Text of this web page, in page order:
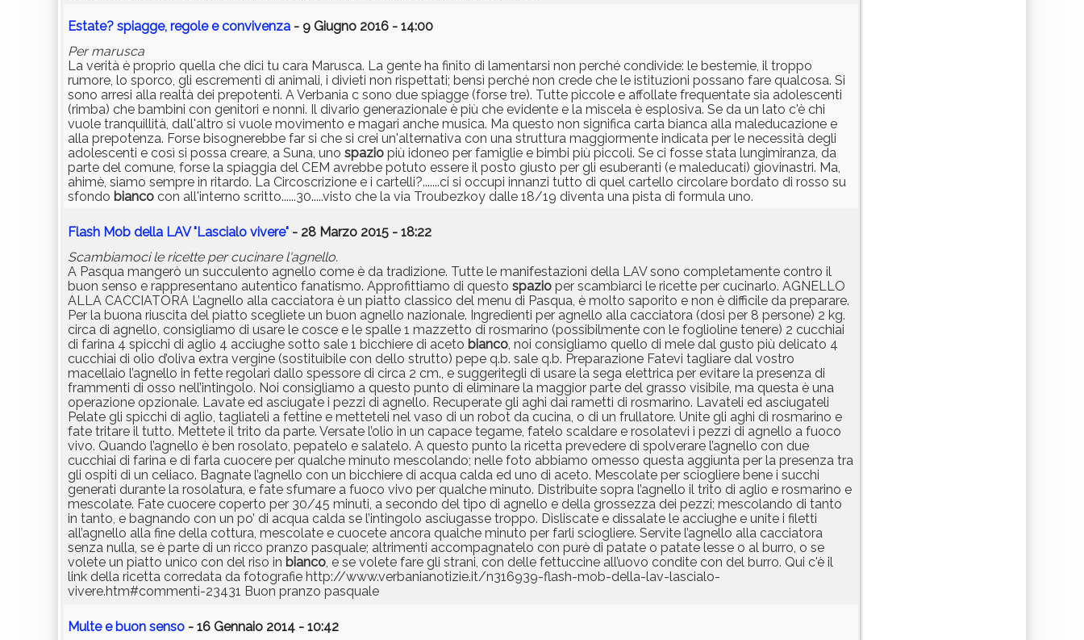
Estate? spiagge, regole e convivenza - 9 Giugno 2016 - 14:00
Per marusca
La verità è proprio quella che dici tu cara Marusca. La gente ha finito di lamentarsi non perché condivide: le bestemie, il troppo
rumore, lo sporco, gli escrementi di animali, i divieti non rispettati; bensì perché non crede che le istituzioni possano fare qualcosa. Si
sono arresi alla realtà dei prepotenti. A Verbania c sono due spiagge (forse tre). Tutte piccole e affollate frequentate sia adolescenti
(rimba) che bambini con genitori e nonni. Il divario generazionale è più che evidente e la miscela è esplosiva. Se da un lato c'è chi
vuole tranquillità, dall'altro si vuole movimento e magari anche musica. Ma questo non significa carta bianca alla maleducazione e
alla prepotenza. Forse bisognerebbe far si che si crei un'alternativa con una struttura maggiormente indicata per le necessità degli
adolescenti e così si possa creare, a Suna, uno spazio più idoneo per famiglie e bimbi più piccoli. Se ci fosse stata lungimiranza, da
parte del comune, forse la spiaggia del CEM avrebbe potuto essere il posto giusto per gli esuberanti (e maleducati) giovinastri. Ma,
ahimè, siamo sempre in ritardo. La Circoscrizione e i cartelli?.......ci si occupi innanzi tutto di quel cartello circolare bordato di rosso su
sfondo bianco con all'interno scritto......30.....visto che la via Troubezkoy dalle 18/19 diventa una pista di formula uno.
Flash Mob della LAV "Lascialo vivere" - 28 Marzo 2015 - 18:22
Scambiamoci le ricette per cucinare l'agnello.
A Pasqua mangerò un succulento agnello come è da tradizione. Tutte le manifestazioni della LAV sono completamente contro il
buon senso e rappresentano autentico fanatismo. Approfittiamo di questo spazio per scambiarci le ricette per cucinarlo. AGNELLO
ALLA CACCIATORA L’agnello alla cacciatora è un piatto classico del menu di Pasqua, è molto saporito e non è difficile da preparare.
Per la buona riuscita del piatto scegliete un buon agnello nazionale. Ingredienti per agnello alla cacciatora (dosi per 8 persone) 2 kg.
circa di agnello, consigliamo di usare le cosce e le spalle 1 mazzetto di rosmarino (possibilmente con le foglioline tenere) 2 cucchiai
di farina 4 spicchi di aglio 4 acciughe sotto sale 1 bicchiere di aceto bianco, noi consigliamo quello di mele dal gusto più delicato 4
cucchiai di olio d’oliva extra vergine (sostituibile con dello strutto) pepe q.b. sale q.b. Preparazione Fatevi tagliare dal vostro
macellaio l’agnello in fette regolari dallo spessore di circa 2 cm., e suggeritegli di usare la sega elettrica per evitare la presenza di
frammenti di osso nell’intingolo. Noi consigliamo a questo punto di eliminare la maggior parte del grasso visibile, ma questa è una
operazione opzionale. Lavate ed asciugate i pezzi di agnello. Recuperate gli aghi dai rametti di rosmarino. Lavateli ed asciugateli
Pelate gli spicchi di aglio, tagliateli a fettine e metteteli nel vaso di un robot da cucina, o di un frullatore. Unite gli aghi di rosmarino e
fate tritare il tutto. Mettete il trito da parte. Versate l’olio in un capace tegame, fatelo scaldare e rosolatevi i pezzi di agnello a fuoco
vivo. Quando l’agnello è ben rosolato, pepatelo e salatelo. A questo punto la ricetta prevedere di spolverare l’agnello con due
cucchiai di farina e di farla cuocere per qualche minuto mescolando; nelle foto abbiamo omesso questa aggiunta per la presenza tra
gli ospiti di un celiaco. Bagnate l’agnello con un bicchiere di acqua calda ed uno di aceto. Mescolate per sciogliere bene i succhi
generati durante la rosolatura, e fate sfumare a fuoco vivo per qualche minuto. Distribuite sopra l’agnello il trito di aglio e rosmarino e
mescolate. Fate cuocere coperto per 30/45 minuti, a secondo del tipo di agnello e della grossezza dei pezzi; mescolando di tanto
in tanto, e bagnando con un po’ di acqua calda se l’intingolo asciugasse troppo. Disliscate e dissalate le acciughe e unite i filetti
all’agnello alla fine della cottura, mescolate e cuocete ancora qualche minuto per farli sciogliere. Servite l’agnello alla cacciatora
senza nulla, se è parte di un ricco pranzo pasquale; altrimenti accompagnatelo con purè di patate o patate lesse o al burro, o se
volete un piatto unico con del riso in bianco, e se volete fare gli strani, con delle fettuccine all’uovo condite con del burro. Qui c'è il
link della ricetta corredata da fotografie http://www.verbanianotizie.it/n316939-flash-mob-della-lav-lascialo-
vivere.htm#commenti-23431 Buon pranzo pasquale
Multe e buon senso - 16 Gennaio 2014 - 10:42